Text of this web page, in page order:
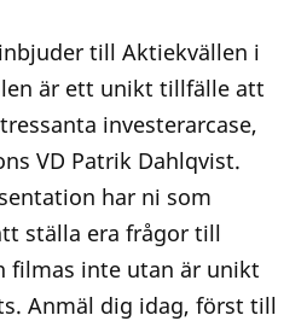
till Aktiekvällen i
är ett unikt tillfälle att
investerarcase,
VD Patrik Dahlqvist.
har ni som
ställa era frågor till
filmas inte utan är unikt
Anmäl dig idag, först till